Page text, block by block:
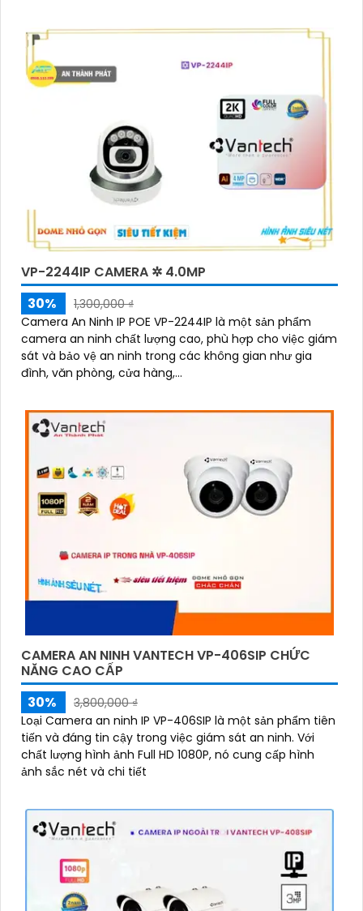
VP-2244IP CAMERA ✲ 4.0MP
30%
1,300,000 ₫
Camera An Ninh IP POE VP-2244IP là một sản phẩm
camera an ninh chất lượng cao, phù hợp cho việc giám
sát và bảo vệ an ninh trong các không gian như gia
đình, văn phòng, cửa hàng,...
CAMERA AN NINH VANTECH VP-406SIP CHỨC
NĂNG CAO CẤP
30%
3,800,000 ₫
Loại Camera an ninh IP VP-406SIP là một sản phẩm tiên
tiến và đáng tin cậy trong việc giám sát an ninh. Với
chất lượng hình ảnh Full HD 1080P, nó cung cấp hình
ảnh sắc nét và chi tiết